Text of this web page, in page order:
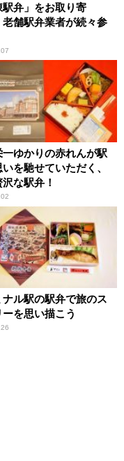
駅弁」をお取り寄
舗駅弁業者が続々参
一ゆかりの赤れんが駅
を馳せていただく、
な駅弁！
ナル駅の駅弁で旅のス
ーを思い描こう